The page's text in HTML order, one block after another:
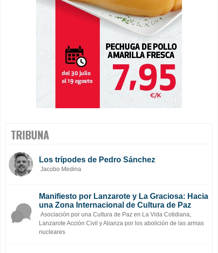
TRIBUNA
Los trípodes de Pedro Sánchez
Jacobo Medina
Manifiesto por Lanzarote y La Graciosa: Hacia
una Zona Internacional de Cultura de Paz
Asociación por una Cultura de Paz en La Vida Cotidiana,
Lanzarote Acción Civil y Alianza por los abolición de las armas
nucleares